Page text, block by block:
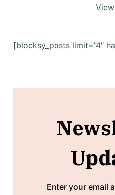
[blocksy_posts limit=”4″
Enter your email